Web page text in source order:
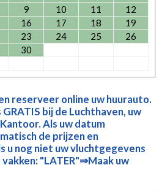
9 10 11
12
16 17 18
19
23 24 25
26
30
reserveer online uw huurauto.
bij de Luchthaven, uw
Als uw datum
de prijzen en
u nog niet uw vluchtgegevens
"LATER"⇒Maak uw